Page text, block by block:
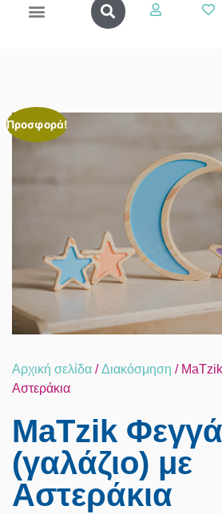
Προσφορά!
Αρχική σελίδα /Διακόσμηση /
Αστεράκια
MaTzik
(γαλάζιο) με
Αστεράκια